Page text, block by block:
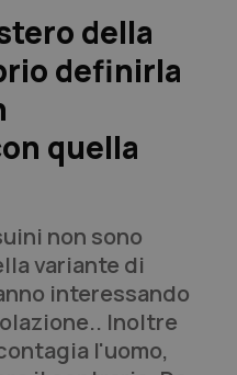
della
definirla
quella
non sono
variante di
interessando
Inoltre
l'uomo,